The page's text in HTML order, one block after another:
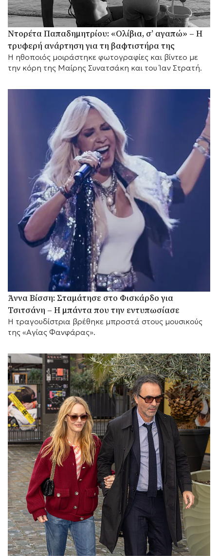
Ντορέτα Παπαδημητρίου: «Ολίβια, σ’ αγαπώ» – Η
τρυφερή ανάρτηση για τη βαφτιστήρα της
Η ηθοποιός μοιράστηκε φωτογραφίες και βίντεο με
την κόρη της Μαίρης Συνατσάκη και του Ίαν Στρατή.
Άννα Βίσση: Σταμάτησε στο Φισκάρδο για
Τσιτσάνη – Η μπάντα που την εντυπωσίασε
Η τραγουδίστρια βρέθηκε μπροστά στους μουσικούς
της «Αγίας Φανφάρας».